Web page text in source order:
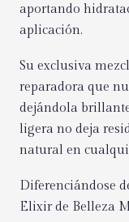
aportando
aplicación.
Su exclusiva
reparadora que
dejándola
ligera no deja
natural en
Diferenciándose
Elixir de Belleza